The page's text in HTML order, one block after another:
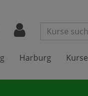
Harburg Kurse